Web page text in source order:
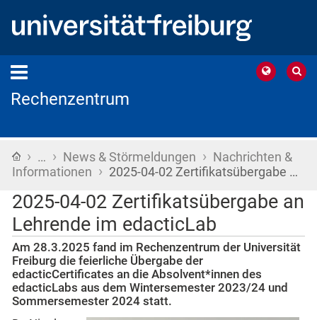
Rechenzentrum
Startseite
› … › News & Störmeldungen › Nachrichten &
Informationen › 2025-04-02 Zertifikatsübergabe …
2025-04-02 Zertifikatsübergabe an
Lehrende im edacticLab
Am 28.3.2025 fand im Rechenzentrum der Universität
Freiburg die feierliche Übergabe der
edacticCertificates an die Absolvent*innen des
edacticLabs aus dem Wintersemester 2023/24 und
Sommersemester 2024 statt.